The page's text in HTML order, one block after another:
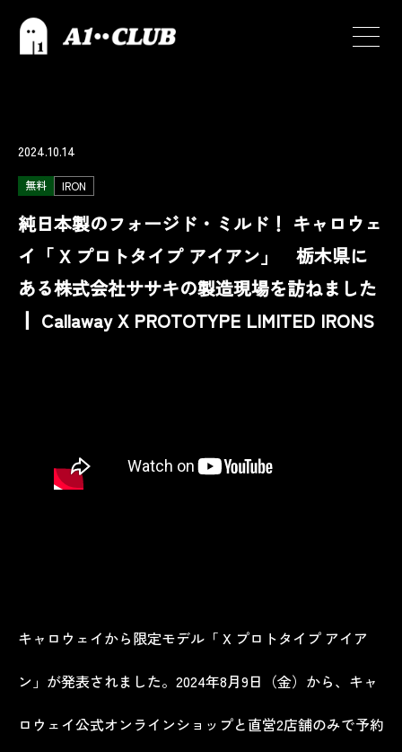
2024.10.14
無料 IRON
純日本製のフォージド・ミルド！ キャロウェ
イ「 X プロトタイプ アイアン」 栃木県に
ある株式会社ササキの製造現場を訪ねました
┃ Callaway X PROTOTYPE LIMITED IRONS
キャロウェイから限定モデル「 X プロトタイプ アイア
ン」が発表されました。2024年8月9日（金）から、キャ
ロウェイ公式オンラインショップと直営2店舗のみで予約